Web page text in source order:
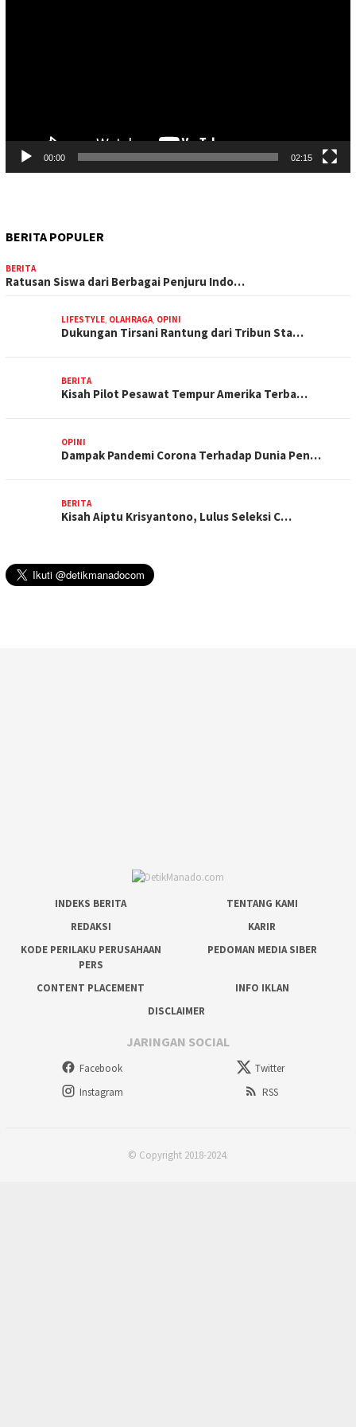
00:00 02:15
BERITA POPULER
BERITA
Ratusan Siswa dari Berbagai Penjuru Indo…
LIFESTYLE, OLAHRAGA, OPINI
Dukungan Tirsani Rantung dari Tribun Sta…
BERITA
Kisah Pilot Pesawat Tempur Amerika Terba…
OPINI
Dampak Pandemi Corona Terhadap Dunia Pen…
BERITA
Kisah Aiptu Krisyantono, Lulus Seleksi C…
INDEKS BERITA
TENTANG KAMI
REDAKSI
KARIR
KODE PERILAKU PERUSAHAAN
PERS
PEDOMAN MEDIA SIBER
CONTENT PLACEMENT
INFO IKLAN
DISCLAIMER
JARINGAN SOCIAL
Facebook
Twitter
Instagram
RSS
© Copyright 2018-2024.